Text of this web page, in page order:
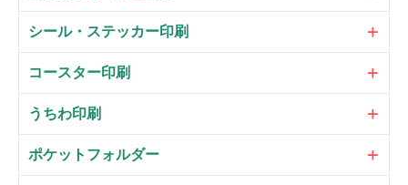
シール・ステッカー印刷
コースター印刷
うちわ印刷
ポケットフォルダー